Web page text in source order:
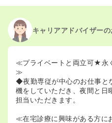
キャリアアドバイザー
≪プライベートと両立可★永
≫
◆夜勤専従が中心のお仕事と
機をしていただき、夜間と日
担当いただきます。
≪在宅診療に興味がある方に